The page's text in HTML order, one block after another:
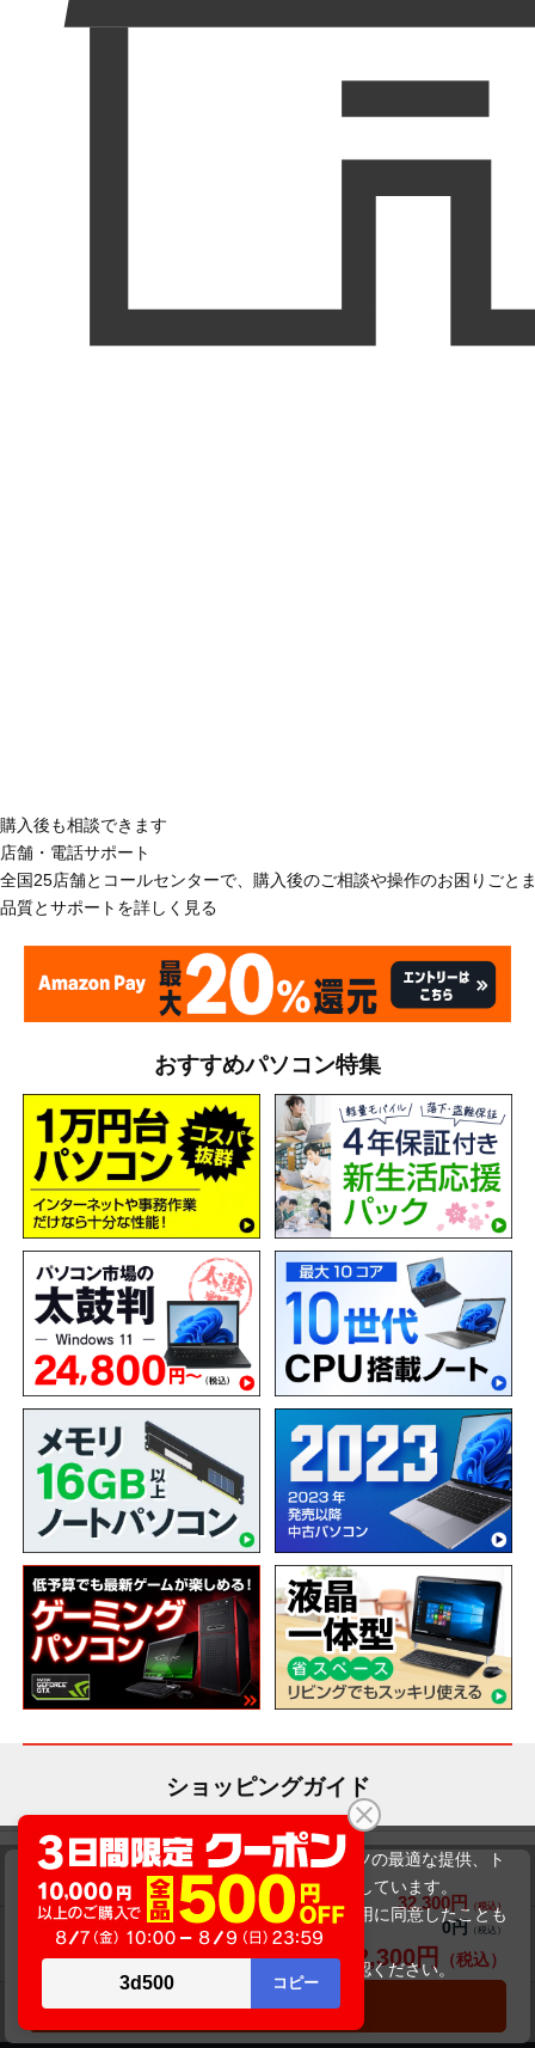
DELL Latitude 3420（第11世代CPU）
商品価格(税込) 32,300円
34,800円
オプション小計価格(税込)
0円
商品合計価格(税込)
32,300円
カートに入れる
購入後も相談できます
店舗・電話サポート
全国25店舗とコールセンターで、購入後のご相談や操作のお困りごと
品質とサポートを詳しく見る
おすすめパソコン特集
ショッピングガイド
送料について 交換・返品について
お届けについて 商品・保証について
当サイトでは利用体験の向上およびコンテンツの最適な提供、ト
ラフィックの分析を目的としてCookieを使用しています。
サイトの閲覧を継続された場合、Cookieの利用に同意したことも
のといたします。
をご確認ください。
承諾する